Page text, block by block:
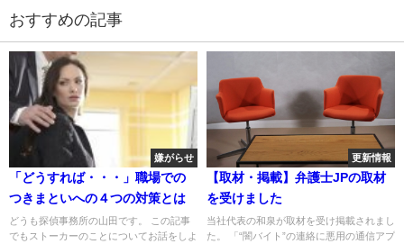
おすすめの記事
嫌がらせ
「どうすれば・・・」職場での
つきまといへの４つの対策とは
どうも探偵事務所の山田です。 この記事
でもストーカーのことについてお話をしよ
更新情報
【取材・掲載】弁護士JPの取材
を受けました
当社代表の和泉が取材を受け掲載されまし
た。 「“闇バイト”の連絡に悪用の通信アプ